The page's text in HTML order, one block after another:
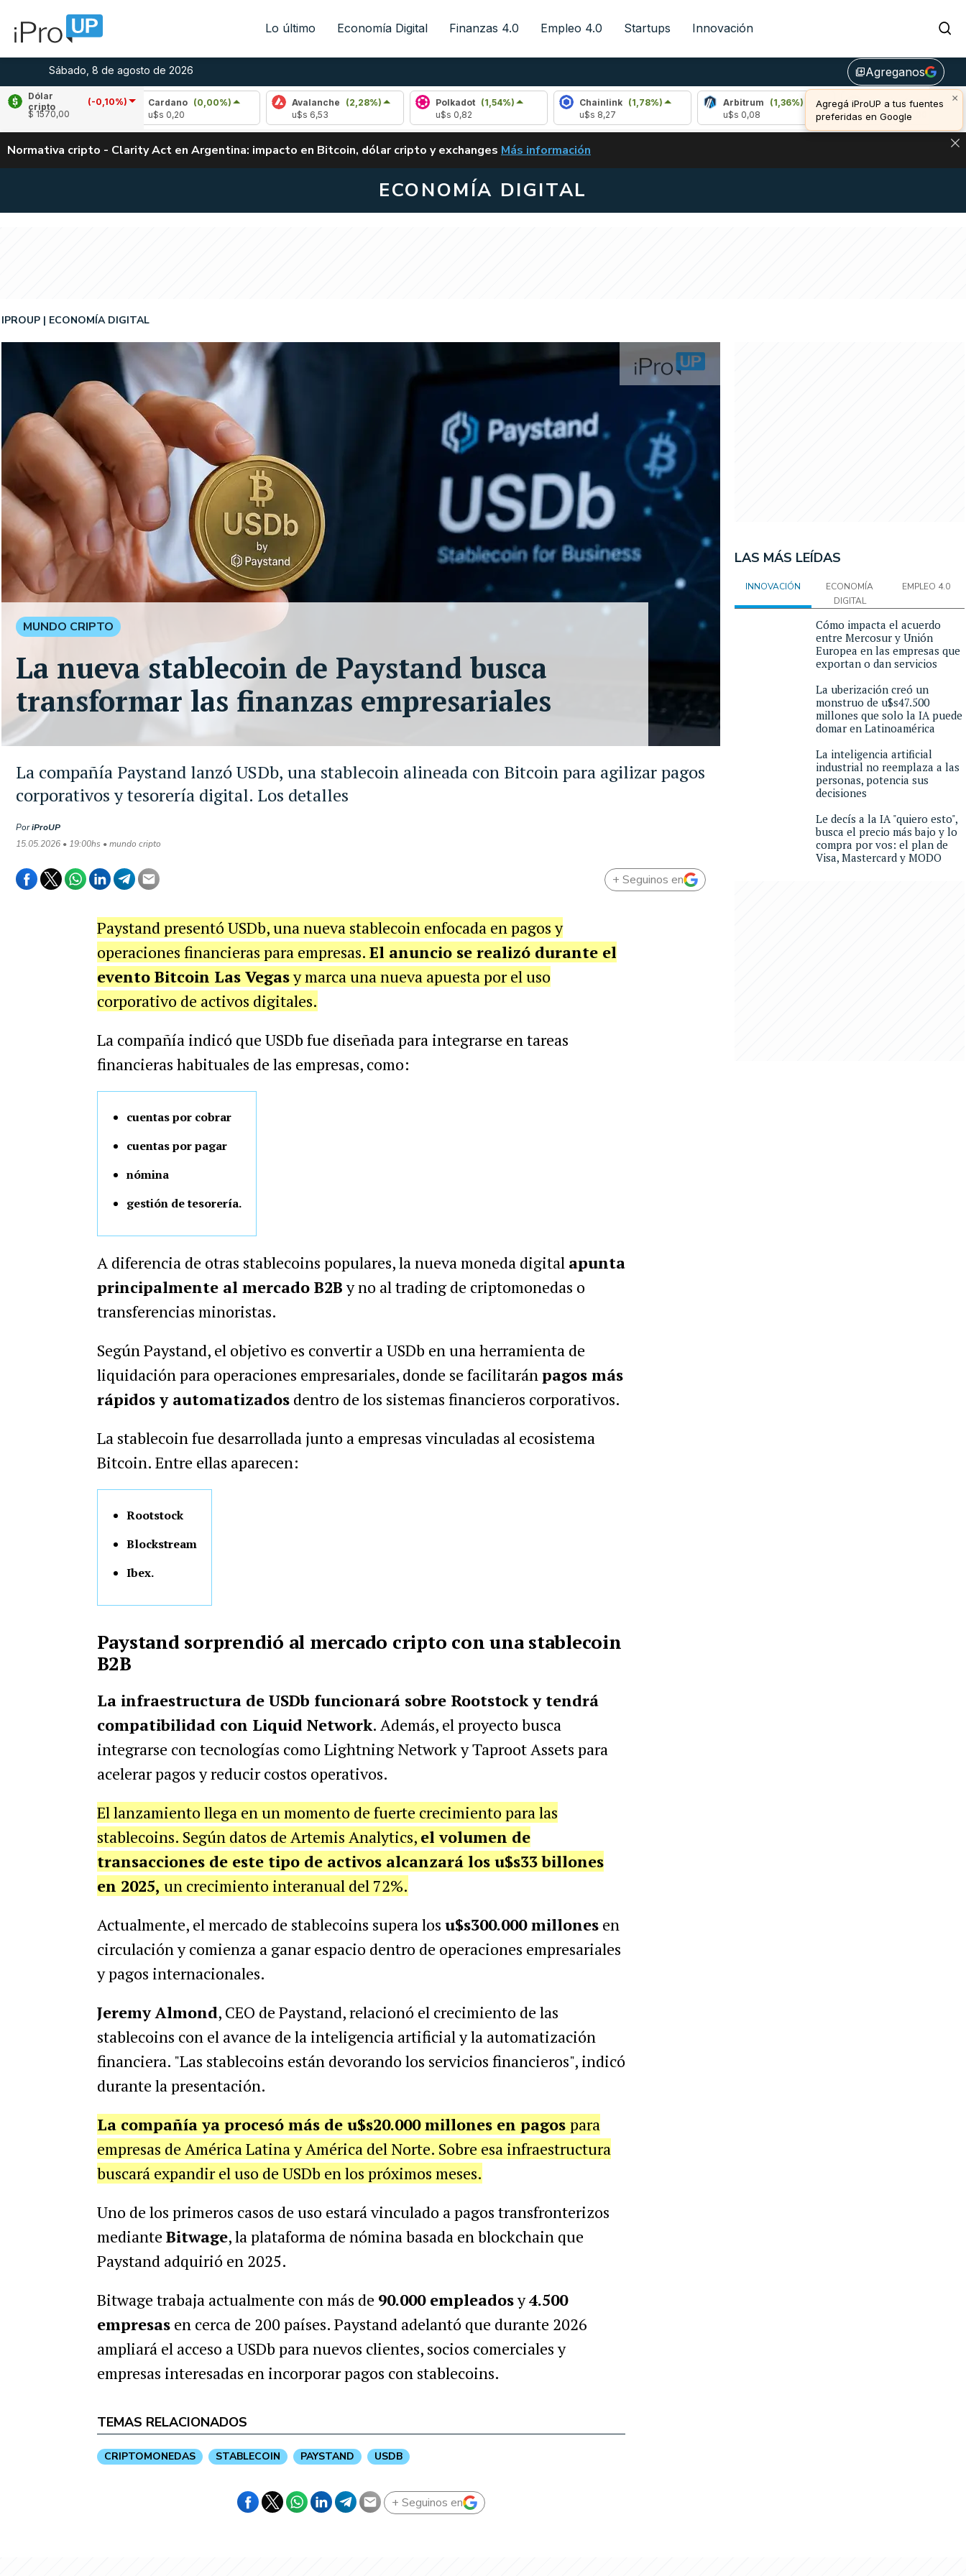
Lo último Economía Digital Finanzas 4.0 Empleo 4.0 Startups Innovación
Sábado, 8 de agosto de 2026 library_addAgreganos
×
Agregá iProUP a tus fuentes
preferidas en Google
Dólar
cripto
(-0,10%)
$ 1570,00
Cardano
(0,00%)
Avalanche (2,28%)
Polkadot
(1,54%)
Chainlink (1,78%)
Arbitrum (1,36%)
Bitcoin (1,08%)
u$s 64.971,00
Normativa cripto - Clarity Act en Argentina: impacto en Bitcoin, dólar cripto y exchanges CLARITY ACT EN ARGENTINA: IMPACTO EN BITCOIN, DÓLAR CRIPTO Y EXCHANGES
Más información
ECONOMÍA DIGITAL
La compañía Paystand lanzó USDb, una stablecoin alineada con Bitcoin para agilizar pagos
corporativos y tesorería digital. Los detalles
IPROUP ECONOMÍA DIGITAL
PoriProUP
15.05.2026 • 19:00hs • mundo cripto
MUNDO CRIPTO
La nueva stablecoin de Paystand busca
transformar las finanzas empresariales
+ Seguinos en
Paystand presentó USDb, una nueva stablecoin enfocada en pagos y
operaciones financieras para empresas. El anuncio se realizó durante el
evento Bitcoin Las Vegasy marca una nueva apuesta por el uso
corporativo de activos digitales.
La compañía indicó que USDb fue diseñada para integrarse en tareas
financieras habituales de las empresas, como:
cuentas por cobrar
cuentas por pagar
nómina
gestión de tesorería.
A diferencia de otras stablecoins populares, la nueva moneda digital apunta
principalmente al mercado B2By no al trading de criptomonedas o
transferencias minoristas.
Según Paystand, el objetivo es convertir a USDb en una herramienta de
liquidación para operaciones empresariales, donde se facilitaránpagos más
rápidos y automatizadosdentro de los sistemas financieros corporativos.
La stablecoin fue desarrollada junto a empresas vinculadas al ecosistema
Bitcoin. Entre ellas aparecen:
Rootstock
Blockstream
Ibex.
Paystand sorprendió al mercado cripto con una stablecoin
B2B
La infraestructura de USDb funcionará sobre Rootstock y tendrá
compatibilidad con Liquid Network. Además, el proyecto busca
integrarse con tecnologías como Lightning Network y Taproot Assets para
acelerar pagos y reducir costos operativos.
El lanzamiento llega en un momento de fuerte crecimiento para las
stablecoins. Según datos de Artemis Analytics, el volumen de
transacciones de este tipo de activos alcanzará los u$s33 billones
en 2025, un crecimiento interanual del 72%.
Actualmente, el mercado de stablecoins supera los u$s300.000 millonesen
circulación y comienza a ganar espacio dentro de operaciones empresariales
y pagos internacionales.
Jeremy Almond, CEO de Paystand, relacionó el crecimiento de las
stablecoins con el avance de la inteligencia artificial y la automatización
financiera. "Las stablecoins están devorando los servicios financieros", indicó
durante la presentación.
La compañía ya procesó más de u$s20.000 millones en pagos para
empresas de América Latina y América del Norte. Sobre esa infraestructura
buscará expandir el uso de USDb en los próximos meses.
Uno de los primeros casos de uso estará vinculado a pagos transfronterizos
mediante Bitwage, la plataforma de nómina basada en blockchain que
Paystand adquirió en 2025.
Bitwage trabaja actualmente con más de 90.000 empleadosy4.500
empresasen cerca de 200 países. Paystand adelantó que durante 2026
ampliará el acceso a USDb para nuevos clientes, socios comerciales y
empresas interesadas en incorporar pagos con stablecoins.
TEMAS RELACIONADOS
CRIPTOMONEDAS STABLECOIN PAYSTAND USDB
+ Seguinos en
LAS MÁS LEÍDAS
INNOVACIÓN
ECONOMÍA
DIGITAL
EMPLEO 4.0
Cómo impacta el acuerdo
entre Mercosur y Unión
Europea en las empresas que
exportan o dan servicios
La uberización creó un
monstruo de u$s47.500
millones que solo la IA puede
domar en Latinoamérica
La inteligencia artificial
industrial no reemplaza a las
personas, potencia sus
decisiones
Le decís a la IA "quiero esto",
busca el precio más bajo y lo
compra por vos: el plan de
Visa, Mastercard y MODO